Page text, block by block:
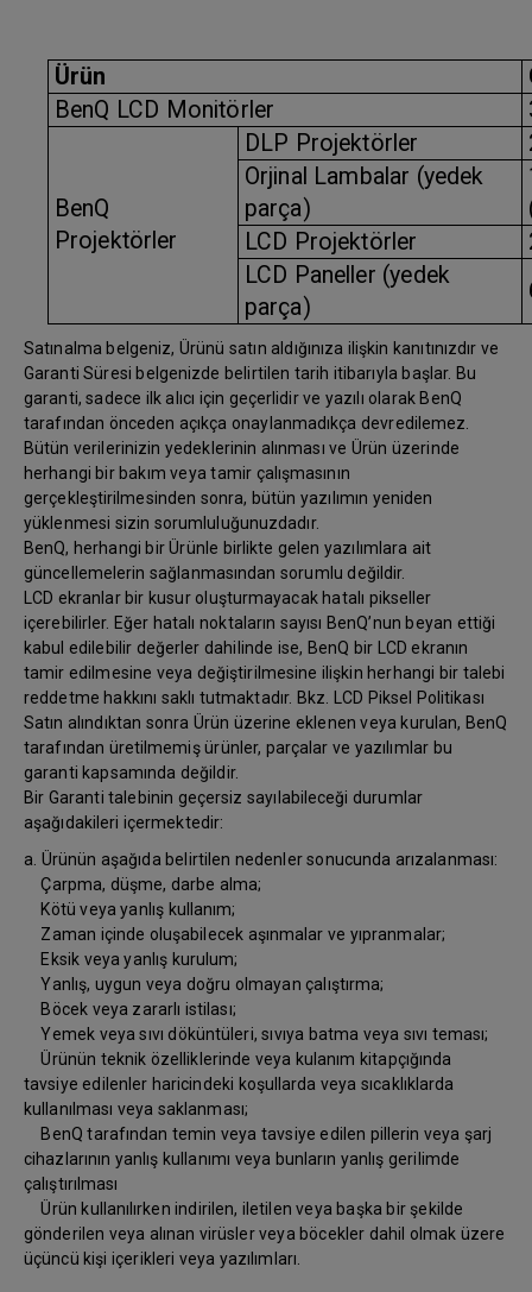
Ürün
BenQ LCD Monitörler
BenQ
Projektörler
DLP Projektörler
Orjinal Lambalar (yedek
parça)
LCD Projektörler
LCD Paneller (yedek
parça)
Satınalma belgeniz, Ürünü satın aldığınıza ilişkin kanıtınızdır ve
Garanti Süresi belgenizde belirtilen tarih itibarıyla başlar. Bu
garanti, sadece ilk alıcı için geçerlidir ve yazılı olarak BenQ
tarafından önceden açıkça onaylanmadıkça devredilemez.
Bütün verilerinizin yedeklerinin alınması ve Ürün üzerinde
herhangi bir bakım veya tamir çalışmasının
gerçekleştirilmesinden sonra, bütün yazılımın yeniden
yüklenmesi sizin sorumluluğunuzdadır.
BenQ, herhangi bir Ürünle birlikte gelen yazılımlara ait
güncellemelerin sağlanmasından sorumlu değildir.
LCD ekranlar bir kusur oluşturmayacak hatalı pikseller
içerebilirler. Eğer hatalı noktaların sayısı BenQ’nun beyan ettiği
kabul edilebilir değerler dahilinde ise, BenQ bir LCD ekranın
tamir edilmesine veya değiştirilmesine ilişkin herhangi bir talebi
reddetme hakkını saklı tutmaktadır. Bkz. LCD Piksel Politikası
Satın alındıktan sonra Ürün üzerine eklenen veya kurulan, BenQ
tarafından üretilmemiş ürünler, parçalar ve yazılımlar bu
garanti kapsamında değildir.
Bir Garanti talebinin geçersiz sayılabileceği durumlar
aşağıdakileri içermektedir:
a. Ürünün aşağıda belirtilen nedenler sonucunda arızalanması:
Çarpma, düşme, darbe alma;
Kötü veya yanlış kullanım;
Zaman içinde oluşabilecek aşınmalar ve yıpranmalar;
Eksik veya yanlış kurulum;
Yanlış, uygun veya doğru olmayan çalıştırma;
Böcek veya zararlı istilası;
Yemek veya sıvı döküntüleri, sıvıya batma veya sıvı teması;
Ürünün teknik özelliklerinde veya kulanım kitapçığında
tavsiye edilenler haricindeki koşullarda veya sıcaklıklarda
kullanılması veya saklanması;
BenQ tarafından temin veya tavsiye edilen pillerin veya şarj
cihazlarının yanlış kullanımı veya bunların yanlış gerilimde
çalıştırılması
Ürün kullanılırken indirilen, iletilen veya başka bir şekilde
gönderilen veya alınan virüsler veya böcekler dahil olmak üzere
üçüncü kişi içerikleri veya yazılımları.